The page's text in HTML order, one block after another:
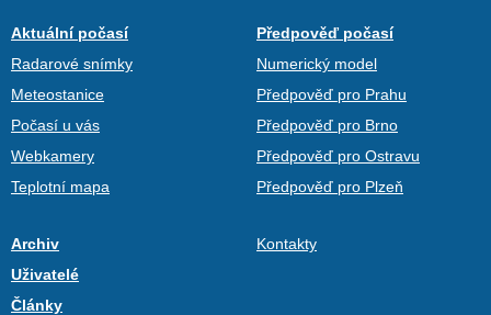
Aktuální počasí
Radarové snímky
Meteostanice
Počasí u vás
Webkamery
Teplotní mapa
Předpověď počasí
Numerický model
Předpověď pro Prahu
Předpověď pro Brno
Předpověď pro Ostravu
Předpověď pro Plzeň
Archiv
Uživatelé
Články
Kontakty